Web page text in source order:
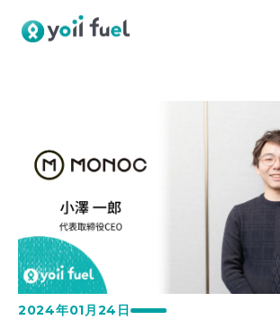
1分で資料請求
お見積りはこちら
2024年01月24日